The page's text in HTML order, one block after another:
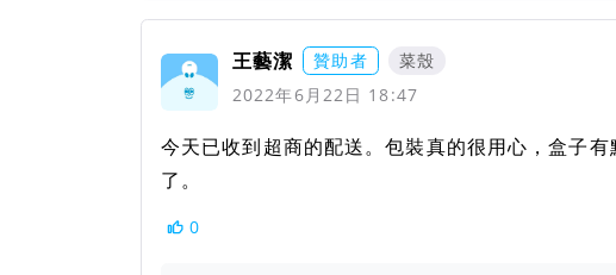
王藝潔 贊助者
菜殼
2022年6月22日 18:47
今天已收到超商的配送。包裝真的很用心，盒子
了。
0